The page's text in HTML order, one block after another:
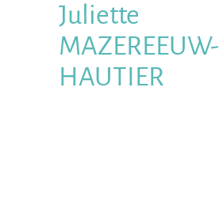
Juliette
MAZEREEUW-
HAUTIER